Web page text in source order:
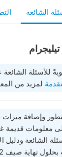
الشائعة
للأسئلة الشائعة
لمزيد من
وإضافة
معلومات قديمة
الشائعة ودليل
نهاية صيف 2022.